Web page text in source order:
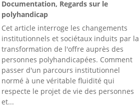
Documentation, Regards sur le
polyhandicap
Cet article interroge les changements
institutionnels et sociétaux induits par la
transformation de l'offre auprès des
personnes polyhandicapées. Comment
passer d'un parcours institutionnel
normé à une véritable fluidité qui
respecte le projet de vie des personnes
et...